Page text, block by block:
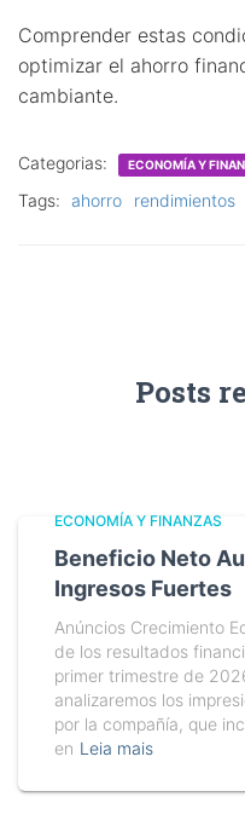
Comprender estas
optimizar el ahorro
cambiante.
Categorias: ECONOMÍA Y
Tags: ahorro rendimientos
Posts
ECONOMÍA Y FINANZAS
Beneficio Neto
Ingresos Fuertes
Anúncios Crecimiento
de los resultados
primer trimestre de
analizaremos los
por la compañía, que
en Leia mais